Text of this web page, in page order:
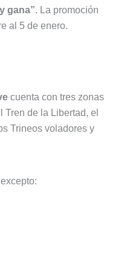
gana”. La promoción
al 5 de enero.
cuenta con tres zonas
de la Libertad, el
Trineos voladores y